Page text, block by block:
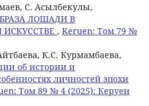
C. Асылбекулы,
ЛОШАДИ В
ИСКУССТВЕ , Keruen: Том 79 №
К.С. Курмамбаева,
об истории и
личностей эпохи
Том 89 № 4 (2025): Керуен